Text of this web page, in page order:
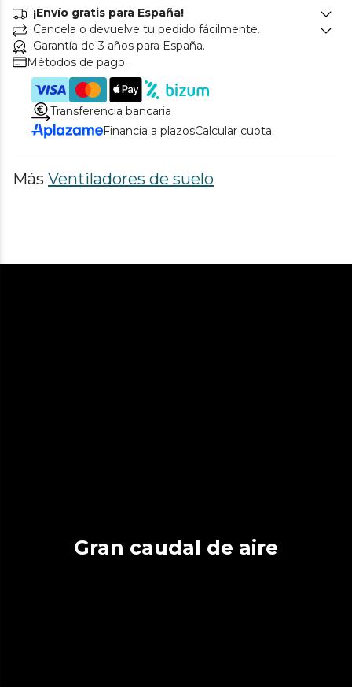
¡Envío gratis para España!
Cancela o devuelve tu pedido fácilmente.
Garantía de 3 años para España.
Métodos de pago.
Transferencia bancaria
Financia a plazosCalcular cuota
Más Ventiladores de suelo
Gran caudal de aire